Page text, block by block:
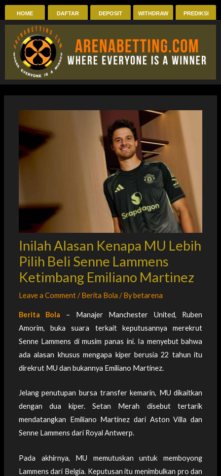
Skip
to
content
HOME DAFTAR DEPOSIT WITHDRAW PREDIKSI
Inilah Alasan Kenapa MU Lebih
Pilih Beli Senne Lammens
Ketimbang Emiliano Martinez
Leave a Comment/Berita Bola / Bybetarena
Berita Bola – Manajer Manchester United, Ruben
Amorim, buka suara terkait keputusannya merekrut
Senne Lammens di musim panas ini. Ia menyebut bahwa
ada alasan khusus mengapa kiper berusia 22 tahun itu
direkrut MU dan bukannya Emiliano Martinez.
Jelang penutupan bursa transfer kemarin, MU dikaitkan
dengan dua kiper. Setan Merah disebut tertarik
mendatangkan Emiliano Martinez dari Aston Villa dan
Senne Lammens dari Royal Antwerp.
Pada akhirnya, MU memutuskan untuk memboyong
Lammens dari Belgia. Keputusan itu menimbulkan pro dan